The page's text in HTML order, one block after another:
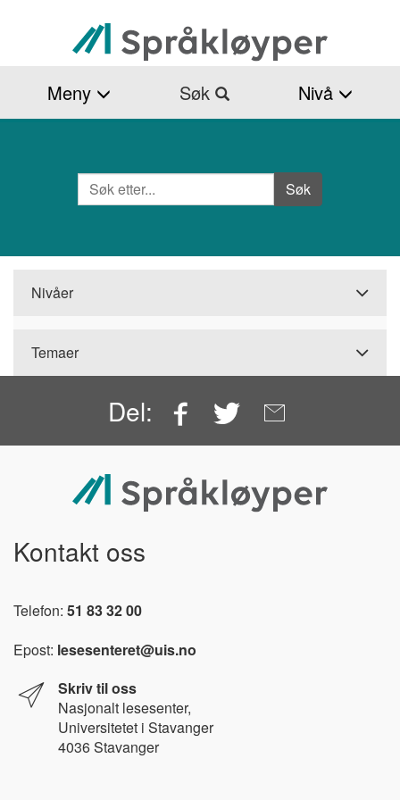
hovedinnhold
Meny Søk Nivå
Søk
Nivåer
Temaer
Del: Facebook
Twitter
Kontakt oss
Telefon: 51 83 32 00
Epost: lesesenteret@uis.no
Skriv til oss
Nasjonalt lesesenter,
Universitetet i Stavanger
4036 Stavanger